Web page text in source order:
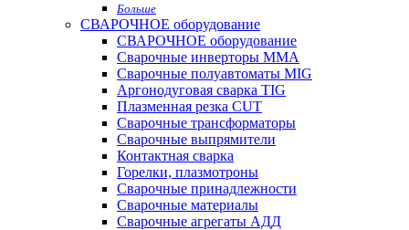
Больше
СВАРОЧНОЕ оборудование
СВАРОЧНОЕ оборудование
Сварочные инверторы MMA
Сварочные полуавтоматы MIG
Аргонодуговая сварка TIG
Плазменная резка CUT
Сварочные трансформаторы
Сварочные выпрямители
Контактная сварка
Горелки, плазмотроны
Сварочные принадлежности
Сварочные материалы
Сварочные агрегаты АДД